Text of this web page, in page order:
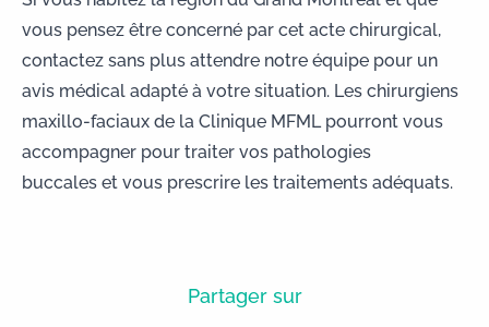
vous pensez être concerné par cet acte chirurgical,
contactez sans plus attendre notre équipe pour un
avis médical adapté à votre situation. Les chirurgiens
maxillo-faciaux de la Clinique MFML pourront vous
accompagner pour traiter vos pathologies
buccaleset vous prescrire les traitements adéquats.
Partager sur